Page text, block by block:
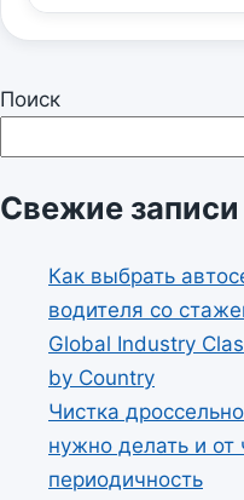
Поиск
Свежие записи
Как выбрать
водителя со
Global Industry
by Country
Чистка
нужно делать и от
периодичность